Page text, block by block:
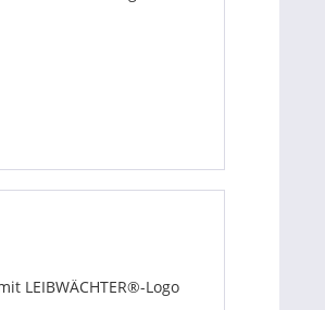
LEIBWÄCHTER®-Logo